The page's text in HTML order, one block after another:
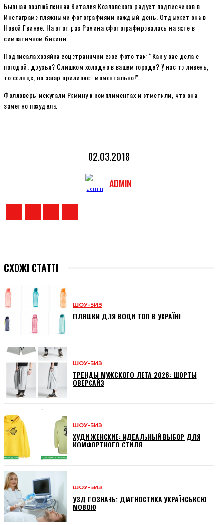
Бывшая возлюбленная Виталия Козловского радует подписчиков в
Инстаграме пляжными фотографиями каждый день. Отдыхает она в
Новой Гвинее. На этот раз Рамина сфотографировалась на яхте в
симпатичном бикини.
Подписала хозяйка соцстранички свое фото так: “Как у вас дела с
погодой, друзья? Слишком холодно в вашем городе? У нас то ливень,
то солнце, но загар прилипает моментально!”.
Фолловеры искупали Рамину в комплиментах и отметили, что она
заметно похудела.
02.03.2018
ADMIN
СХОЖІ СТАТТІ
ШОУ-БИЗ
ПЛЯШКИ ДЛЯ ВОДИ ТОП В УКРАЇНІ
ШОУ-БИЗ
ТРЕНДЫ МУЖСКОГО ЛЕТА 2026: ШОРТЫ
ОВЕРСАЙЗ
ШОУ-БИЗ
ХУДИ ЖЕНСКИЕ: ИДЕАЛЬНЫЙ ВЫБОР ДЛЯ
КОМФОРТНОГО СТИЛЯ
ШОУ-БИЗ
УЗД ПОЗНАНЬ: ДІАГНОСТИКА УКРАЇНСЬКОЮ
МОВОЮ